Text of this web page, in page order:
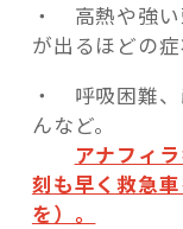
・ 高熱や強い
が出るほどの症
・ 呼吸困難、
んなど。
アナフィ
刻も早く救急
を）。